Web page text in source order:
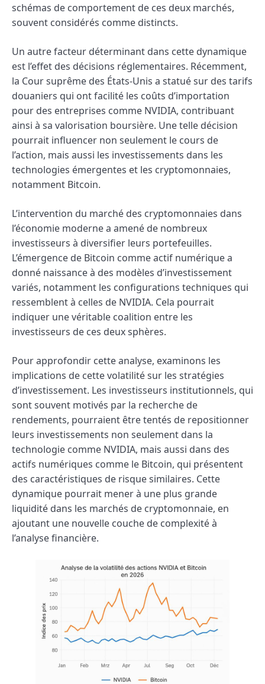
schémas de comportement de ces deux marchés,
souvent considérés comme distincts.
Un autre facteur déterminant dans cette dynamique
est l’effet des décisions réglementaires. Récemment,
la Cour suprême des États-Unis a statué sur des tarifs
douaniers qui ont facilité les coûts d’importation
pour des entreprises comme NVIDIA, contribuant
ainsi à sa valorisation boursière. Une telle décision
pourrait influencer non seulement le cours de
l’action, mais aussi les investissements dans les
technologies émergentes et les cryptomonnaies,
notamment Bitcoin.
L’intervention du marché des cryptomonnaies dans
l’économie moderne a amené de nombreux
investisseurs à diversifier leurs portefeuilles.
L’émergence de Bitcoin comme actif numérique a
donné naissance à des modèles d’investissement
variés, notamment les configurations techniques qui
ressemblent à celles de NVIDIA. Cela pourrait
indiquer une véritable coalition entre les
investisseurs de ces deux sphères.
Pour approfondir cette analyse, examinons les
implications de cette volatilité sur les stratégies
d’investissement. Les investisseurs institutionnels, qui
sont souvent motivés par la recherche de
rendements, pourraient être tentés de repositionner
leurs investissements non seulement dans la
technologie comme NVIDIA, mais aussi dans des
actifs numériques comme le Bitcoin, qui présentent
des caractéristiques de risque similaires. Cette
dynamique pourrait mener à une plus grande
liquidité dans les marchés de cryptomonnaie, en
ajoutant une nouvelle couche de complexité à
l’analyse financière.